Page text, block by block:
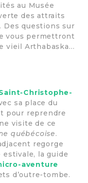
au Musée
des attraits
questions sur
vous permettront
vieil Arthabaska…
Christophe-
sa place du
pour reprendre
visite de ce
québécoise.
regorge
estivale, la guide
aventure
d’outre-tombe.